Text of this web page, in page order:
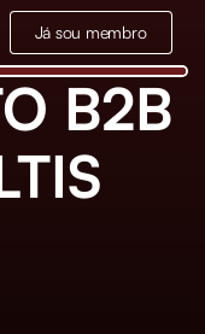
Já sou membro
B2B